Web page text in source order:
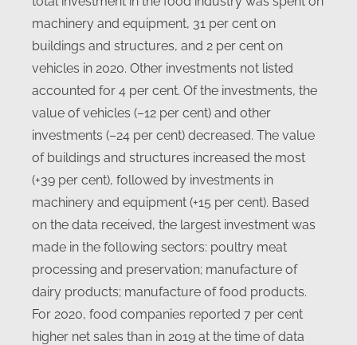
machinery and equipment, 31 per cent on
buildings and structures, and 2 per cent on
vehicles in 2020. Other investments not listed
accounted for 4 per cent. Of the investments, the
value of vehicles (–12 per cent) and other
investments (–24 per cent) decreased. The value
of buildings and structures increased the most
(+39 per cent), followed by investments in
machinery and equipment (+15 per cent). Based
on the data received, the largest investment was
made in the following sectors: poultry meat
processing and preservation; manufacture of
dairy products; manufacture of food products.
For 2020, food companies reported 7 per cent
higher net sales than in 2019 at the time of data